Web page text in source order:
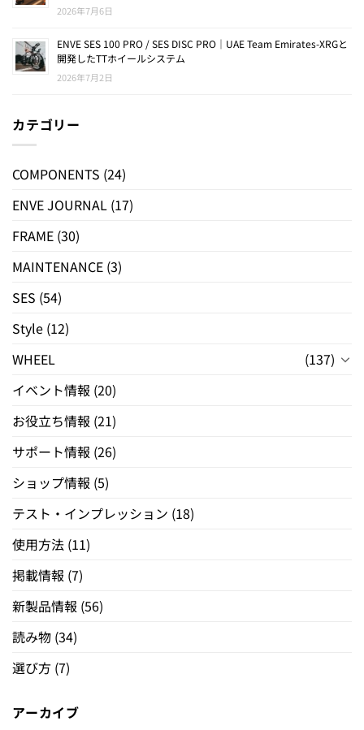
2026年7月6日
ENVE SES 100 PRO / SES DISC PRO｜UAE Team Emirates-XRGと
開発したTTホイールシステム
2026年7月2日
カテゴリー
COMPONENTS (24)
ENVE JOURNAL (17)
FRAME (30)
MAINTENANCE (3)
SES (54)
Style (12)
WHEEL
(137)
イベント情報 (20)
お役立ち情報 (21)
サポート情報 (26)
ショップ情報 (5)
テスト・インプレッション (18)
使用方法 (11)
掲載情報 (7)
新製品情報 (56)
読み物 (34)
選び方 (7)
アーカイブ